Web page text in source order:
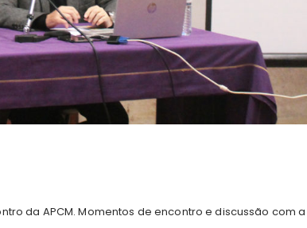
da APCM. Momentos de encontro e discussão com